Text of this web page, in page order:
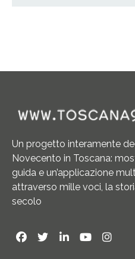
Un progetto interamente
Novecento in Toscana:
guida e un’applicazione
attraverso mille voci, la
secolo